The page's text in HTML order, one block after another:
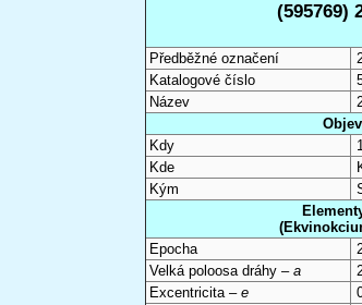
(595769)
Předběžné označení
Katalogové číslo
Název
Kdy
Kde
Kým
Epocha
Velká poloosa dráhy – a
Excentricita – e